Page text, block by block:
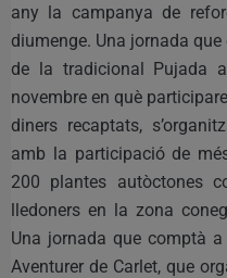
any la campanya de
diumenge. Una jornada
de la tradicional Pujada
novembre en què
diners recaptats,
amb la participació de
200 plantes autòctones
lledoners en la zona
Una jornada que comptà
Aventurer de Carlet, que